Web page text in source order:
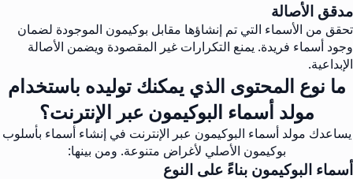
مدقق الأصالة
تحقق من الأسماء التي تم إنشاؤها مقابل بوكيمون الموجودة لضمان
وجود أسماء فريدة. يمنع التكرارات غير المقصودة ويضمن الأصالة
الإبداعية.
ما نوع المحتوى الذي يمكنك توليده باستخدام
مولد أسماء البوكيمون عبر الإنترنت؟
يساعدك مولد أسماء البوكيمون عبر الإنترنت في إنشاء أسماء بأسلوب
بوكيمون الأصلي لأغراض متنوعة. ومن بينها:
أسماء البوكيمون بناءً على النوع